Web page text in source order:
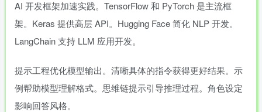
AI 开发框架加速实践。TensorFlow 和 PyTorch 是主流框
架。Keras 提供高层 API。Hugging Face 简化 NLP 开发。
LangChain 支持 LLM 应用开发。
提示工程优化模型输出。清晰具体的指令获得更好结果。示
例帮助模型理解格式。思维链提示引导推理过程。角色设定
影响回答风格。